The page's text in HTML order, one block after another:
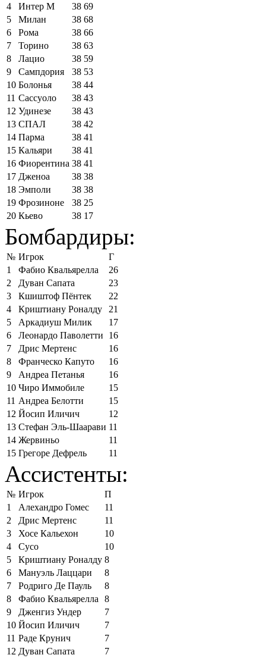
4
Интер М 38 69
5
Милан 38 68
6
Рома 38 66
7
Торино 38 63
8
Лацио 38 59
9
Сампдория 38 53
10 Болонья 38 44
11 Сассуоло 38 43
12 Удинезе 38 43
13 СПАЛ 38 42
14 Парма 38 41
15 Кальяри 38 41
16 Фиорентина 38 41
17 Дженоа 38 38
18 Эмполи 38 38
19 Фрозиноне 38 25
20 Кьево 38 17
Бомбардиры:
№ Игрок
Г
1
Фабио Квальярелла
26
2
Дуван Сапата
23
3
Кшиштоф Пёнтек
22
4
Криштиану Роналду
21
5
Аркадиуш Милик
17
6
Леонардо Паволетти
16
7
Дрис Мертенс
16
8
Франческо Капуто
16
9
Андреа Петанья
16
10 Чиро Иммобиле
15
11 Андреа Белотти
15
12 Йосип Иличич
12
13 Стефан Эль-Шаарави 11
14 Жервиньо
11
15 Грегоре Дефрель 11
Ассистенты:
№ Игрок
П
1
Алехандро Гомес
11
2
Дрис Мертенс
11
3
Хосе Кальехон
10
4
Сусо
10
5
Криштиану Роналду 8
6
Мануэль Лаццари
8
7
Родриго Де Пауль
8
8
Фабио Квальярелла
8
9
Дженгиз Ундер
7
10 Йосип Иличич
7
11 Раде Крунич
7
12 Дуван Сапата
7